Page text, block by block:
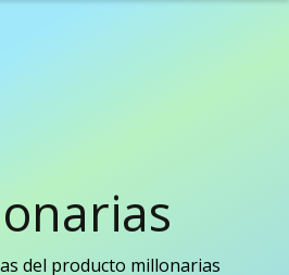
del producto millonarias